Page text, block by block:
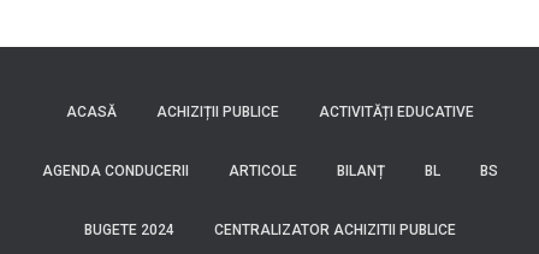
ACASĂ ACHIZIȚII PUBLICE ACTIVITĂȚI EDUCATIVE
AGENDA CONDUCERII ARTICOLE BILANȚ BL BS
BUGETE 2024 CENTRALIZATOR ACHIZITII PUBLICE